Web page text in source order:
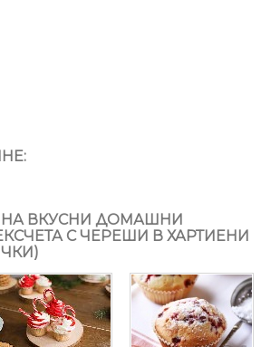
ВКУСНИ ДОМАШНИ
С ЧЕРЕШИ В ХАРТИЕНИ